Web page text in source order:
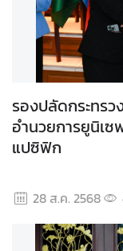
สื่
อ
ป
ร
ะ
ช
า
พั
น
ธ์
รองปลัดกระทร
อำนวยการยูนิเซ
แปซิฟิก
28 ส.ค. 2568